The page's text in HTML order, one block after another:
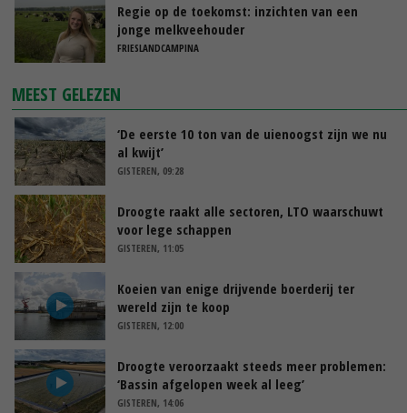
Regie op de toekomst: inzichten van een
jonge melkveehouder
FRIESLANDCAMPINA
MEEST GELEZEN
‘De eerste 10 ton van de uienoogst zijn we nu
al kwijt’
GISTEREN, 09:28
Droogte raakt alle sectoren, LTO waarschuwt
voor lege schappen
GISTEREN, 11:05
Koeien van enige drijvende boerderij ter
wereld zijn te koop
GISTEREN, 12:00
Droogte veroorzaakt steeds meer problemen:
‘Bassin afgelopen week al leeg’
GISTEREN, 14:06